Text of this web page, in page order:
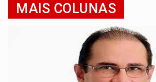
MAIS COLUNAS